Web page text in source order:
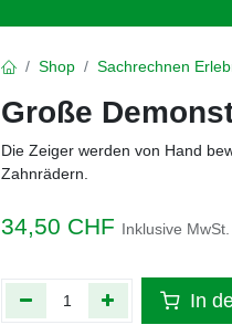
Shop Sachrechnen
Große
Die Zeiger werden von Hand
Zahnrädern.
34,50 CHF Inklusive MwSt.
In